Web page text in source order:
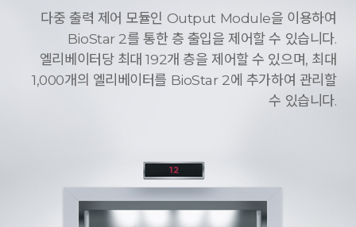
다중 출력 제어 모듈인 Output Module을 이용하여
BioStar 2를 통한 층 출입을 제어할 수 있습니다.
엘리베이터당 최대 192개 층을 제어할 수 있으며, 최대
1,000개의 엘리베이터를 BioStar 2에 추가하여 관리할
수 있습니다.